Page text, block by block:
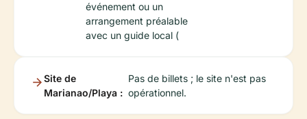
événement ou un
arrangement préalable
avec un guide local (
Site de
Marianao/Playa :
Pas de billets ; le site n'est pas
opérationnel.